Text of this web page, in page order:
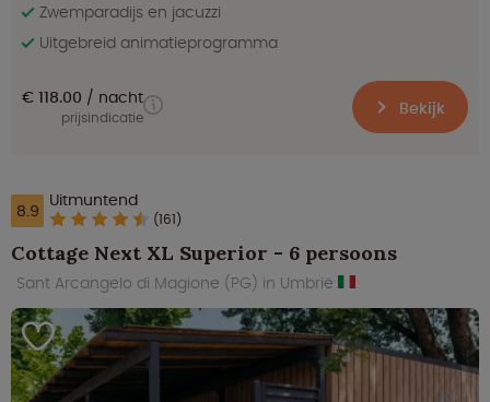
Zwemparadijs en jacuzzi
Uitgebreid animatieprogramma
€ 118.00 nacht
prijsindicatie Bekijk
8.9 Uitmuntend
(161)
Cottage Next XL Superior - 6 persoons
Sant Arcangelo di Magione (PG) in Umbrië